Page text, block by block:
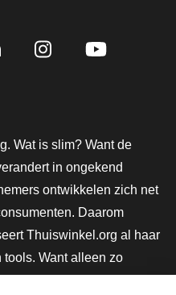
Wat is slim? Want de
in ongekend
ontwikkelen zich net
Daarom
Thuiswinkel.org al haar
tools. Want alleen zo